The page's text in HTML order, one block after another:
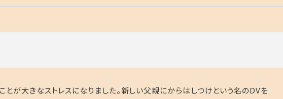
が大きなストレスになりました。新しい父親にからはしつけという名のDVを